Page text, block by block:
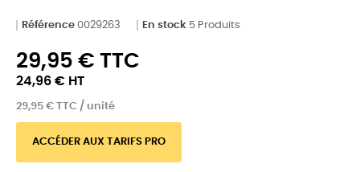
Référence 0029263 En stock 5 Produits
29,95 € TTC
24,96 € HT
29,95 € TTC / unité
ACCÉDER AUX TARIFS PRO